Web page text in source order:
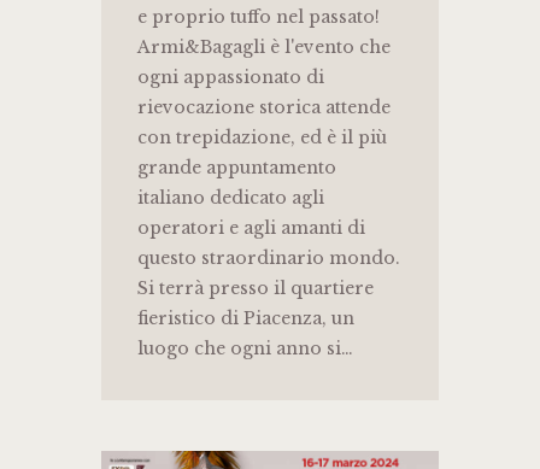
e proprio tuffo nel passato!
Armi&Bagagli è l'evento che
ogni appassionato di
rievocazione storica attende
con trepidazione, ed è il più
grande appuntamento
italiano dedicato agli
operatori e agli amanti di
questo straordinario mondo.
Si terrà presso il quartiere
fieristico di Piacenza, un
luogo che ogni anno si…